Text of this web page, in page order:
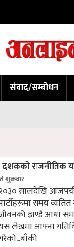
संवाद/सम्बोधन
राजनीतिक
शुक्रवार
सालदेखि
समय व्यतित
झण्डै आधा
लेखमा आफ्ना
बाँकी